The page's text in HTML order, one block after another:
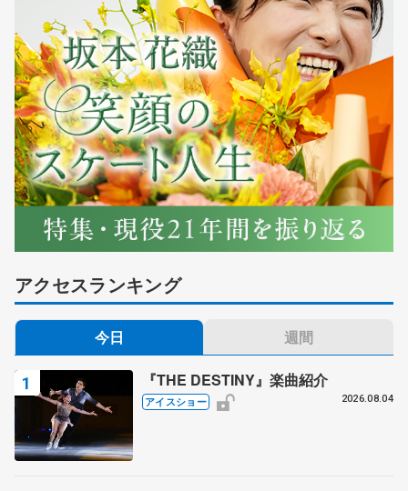
アクセスランキング
今日 週間
『THE DESTINY』楽曲紹介
アイスショー 2026.08.04